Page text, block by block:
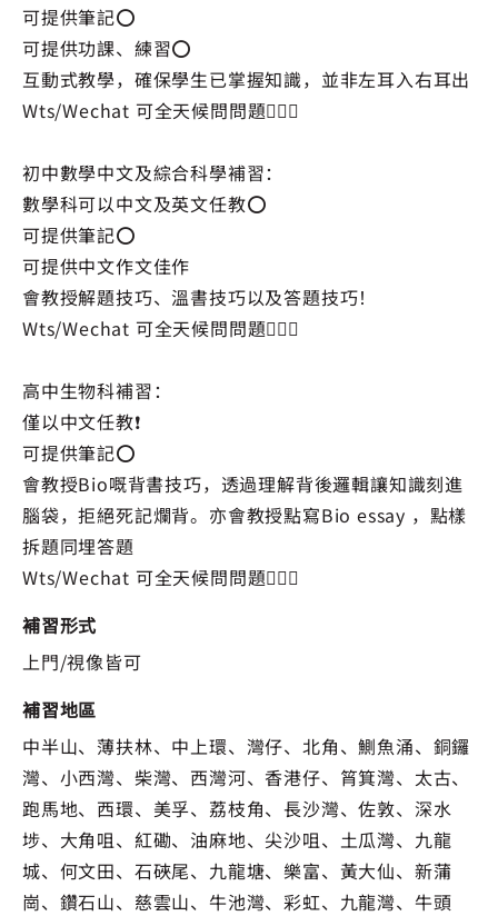
可提供筆記⭕️
可提供功課、練習⭕️
互動式教學，確保學生已掌握知識，並非左耳入右耳出
Wts/Wechat 可全天候問問題🙆🏻‍♀️
初中數學中文及綜合科學補習：
數學科可以中文及英文任教⭕️
可提供筆記⭕️
可提供中文作文佳作
會教授解題技巧、溫書技巧以及答題技巧！
Wts/Wechat 可全天候問問題🙆🏻‍♀️
高中生物科補習：
僅以中文任教❗️
可提供筆記⭕️
會教授Bio嘅背書技巧，透過理解背後邏輯讓知識刻進
腦袋，拒絕死記爛背。亦會教授點寫Bio essay ，點樣
拆題同埋答題
Wts/Wechat 可全天候問問題🙆🏻‍♀️
補習形式
上門/視像皆可
補習地區
中半山、薄扶林、中上環、灣仔、北角、鰂魚涌、銅鑼
灣、小西灣、柴灣、西灣河、香港仔、筲箕灣、太古、
跑馬地、西環、美孚、荔枝角、長沙灣、佐敦、深水
埗、大角咀、紅磡、油麻地、尖沙咀、土瓜灣、九龍
城、何文田、石硤尾、九龍塘、樂富、黃大仙、新蒲
崗、鑽石山、慈雲山、牛池灣、彩虹、九龍灣、牛頭